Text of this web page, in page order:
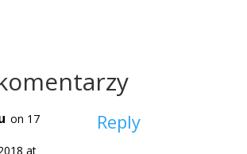
on 17
at
Reply